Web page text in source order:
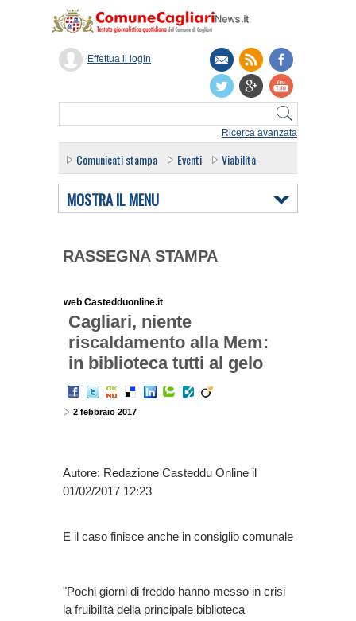
Ricerca avanzata
Effettua il login
Comunicati stampa Eventi Viabilità
MOSTRA IL MENU
RASSEGNA STAMPA
web Castedduonline.it
Cagliari, niente
riscaldamento alla Mem:
in biblioteca tutti al gelo
2 febbraio 2017
Autore: Redazione Casteddu Online il
01/02/2017 12:23
E il caso finisce anche in consiglio comunale
"Pochi giorni di freddo hanno messo in crisi
la fruibilità della principale biblioteca